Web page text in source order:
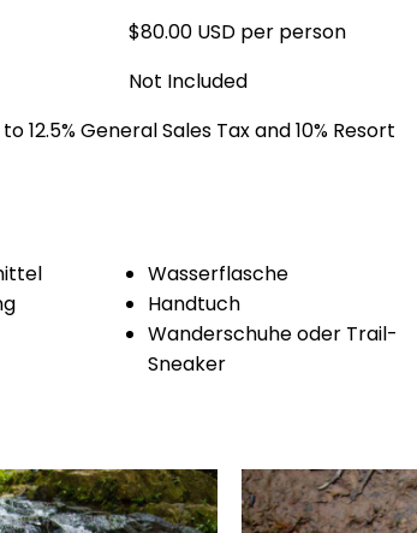
$80.00 USD per person
Not Included
12.5% General Sales Tax and 10% Resort
Wasserflasche
Handtuch
Wanderschuhe oder Trail-
Sneaker